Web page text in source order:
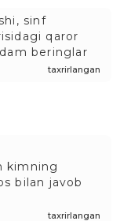
sinf
qaror
beringlar
taxrirlangan
kimning
bilan javob
taxrirlangan